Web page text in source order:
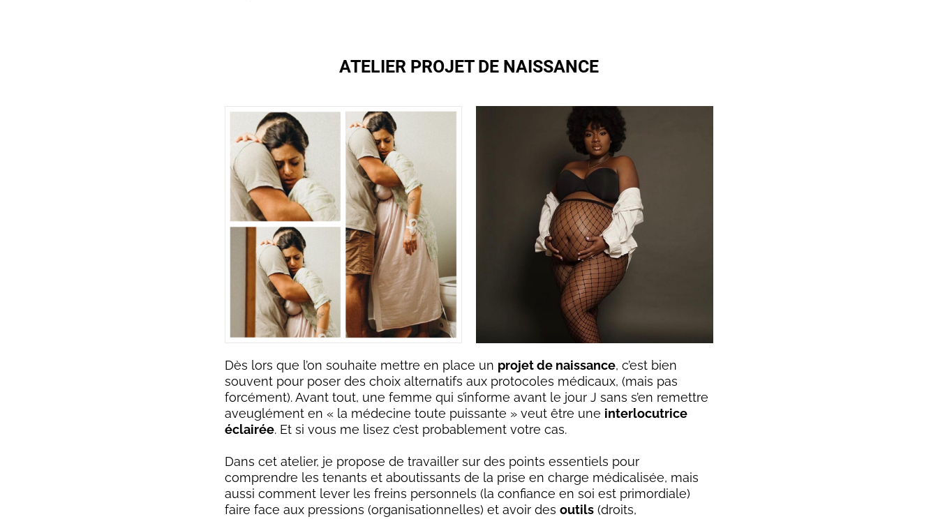
ATELIER PROJET DE NAISSANCE
Dès lors que l’on souhaite mettre en place un projet de naissance, c’est bien
souvent pour poser des choix alternatifs aux protocoles médicaux, (mais pas
forcément). Avant tout, une femme qui s’informe avant le jour J sans s’en remettre
aveuglément en « la médecine toute puissante » veut être une interlocutrice
éclairée. Et si vous me lisez c’est probablement votre cas.
Dans cet atelier, je propose de travailler sur des points essentiels pour
comprendre les tenants et aboutissants de la prise en charge médicalisée, mais
aussi comment lever les freins personnels (la confiance en soi est primordiale)
faire face aux pressions (organisationnelles) et avoir des outils (droits,